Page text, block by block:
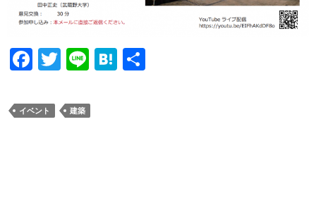
F
c
T
tt
Li
e
H
イベント 建築